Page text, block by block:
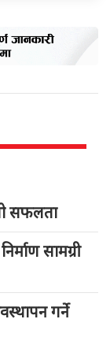
सफलता
सामग्री
गर्ने